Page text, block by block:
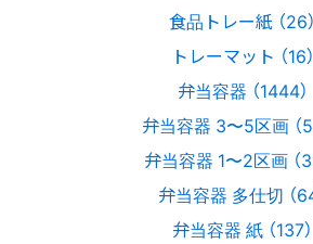
食品トレー紙 （26）
トレーマット （16）
弁当容器 （1444）
弁当容器 3〜5区画 （
弁当容器 1〜2区画 （
弁当容器 多仕切 （64
弁当容器 紙 （137）